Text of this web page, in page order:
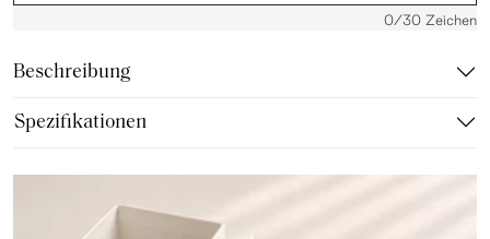
0/30 Zeichen
Beschreibung
Spezifikationen